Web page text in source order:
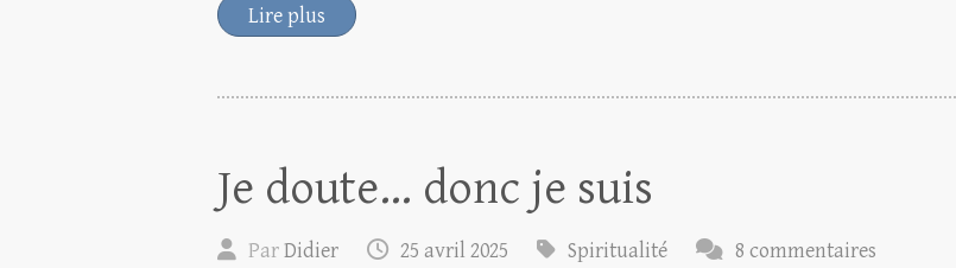
Lire plus
Je doute… donc je suis
ParDidier 25 avril 2025 Spiritualité 8 commentaires